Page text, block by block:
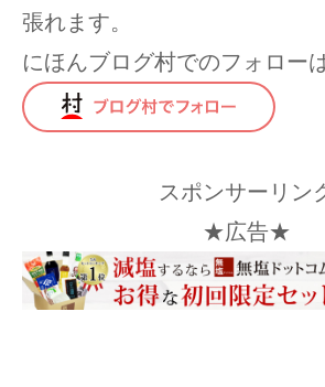
張れます。
にほんブログ村でのフォロー
スポンサーリン
★広告★